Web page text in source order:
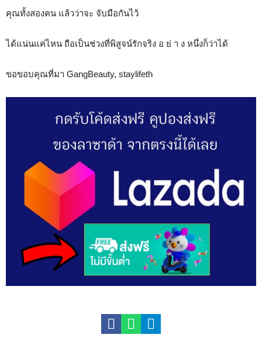
คุณทั้งสองคน แล้วว่าจะ จับมือกันไว้
ได้แน่นแค่ไหน ถือเป็นช่วงที่พิสูจน์รักจริง อ ย่ า ง หนึ่งก็ว่าได้
ขอขอบคุณที่มา GangBeauty, staylifeth